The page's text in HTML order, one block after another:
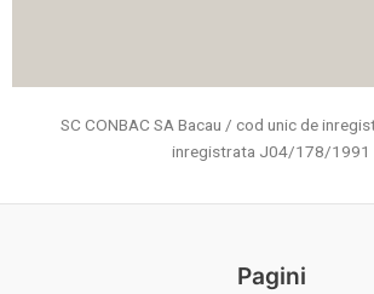
SC CONBAC SA Bacau / cod unic de
inregistrata J04/178/1991
Pagini